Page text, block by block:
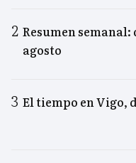
Resumen semanal:
agosto
El tiempo en Vigo,